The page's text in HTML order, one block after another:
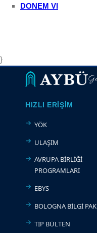
DONEM VI
}
HIZLI ERIŞIM
YÖK
ULAŞIM
AVRUPA BİRLİĞİ
PROGRAMLARI
EBYS
BOLOGNA BİLGİ
TIP BÜLTEN